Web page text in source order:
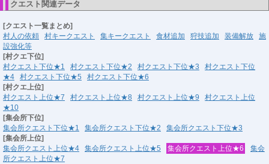
クエスト関連データ
[クエスト一覧まとめ]
村人の依頼
村キークエスト 集キークエスト 食材追加 狩技追加 装備解放
施
設強化等
[村クエ下位]
村クエスト下位★1
村クエスト下位★2 村クエスト下位★3
村クエスト下位
★4
村クエスト下位★5
村クエスト下位★6
[村クエ上位]
村クエスト上位★7
村クエスト上位★8 村クエスト上位★9
村クエスト上位
★10
[集会所下位]
集会所クエスト下位★1
集会所クエスト下位★2
集会所クエスト下位★3
[集会所上位]
集会所クエスト上位★4
集会所クエスト上位★5 集会所クエスト上位★6
集会
所クエスト上位★7